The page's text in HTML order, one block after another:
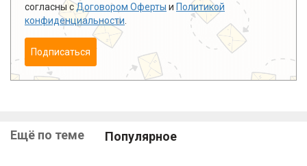
согласны сДоговором Оферты и Политикой
конфиденциальности
Подписаться
Ещё по теме Популярное